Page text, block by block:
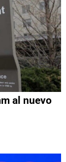
al nuevo